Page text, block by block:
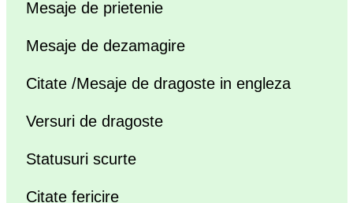
Mesaje de prietenie
Mesaje de dezamagire
Citate /Mesaje de dragoste in engleza
Versuri de dragoste
Statusuri scurte
Citate fericire